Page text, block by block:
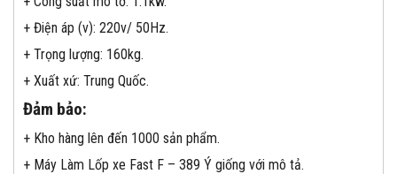
+ Điện áp (v): 220v/ 50Hz.
+ Trọng lượng: 160kg.
+ Xuất xứ: Trung Quốc.
Đảm bảo:
+ Kho hàng lên đến 1000 sản phẩm.
+ Máy Làm Lốp xe Fast F – 389 Ý giống với mô tả.